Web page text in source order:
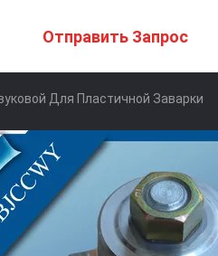
Отправить Запрос
Для Пластичной Заварки